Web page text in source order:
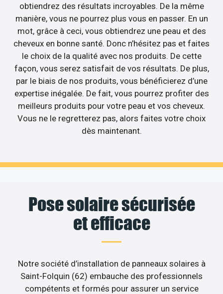
obtiendrez des résultats incroyables. De la même
manière, vous ne pourrez plus vous en passer. En un
mot, grâce à ceci, vous obtiendrez une peau et des
cheveux en bonne santé. Donc n’hésitez pas et faites
le choix de la qualité avec nos produits. De cette
façon, vous serez satisfait de vos résultats. De plus,
par le biais de nos produits, vous bénéficierez d’une
expertise inégalée. De fait, vous pourrez profiter des
meilleurs produits pour votre peau et vos cheveux.
Vous ne le regretterez pas, alors faites votre choix
dès maintenant.
Pose solaire sécurisée
et efficace
Notre société d’installation de panneaux solaires à
Saint-Folquin (62) embauche des professionnels
compétents et formés pour assurer un service